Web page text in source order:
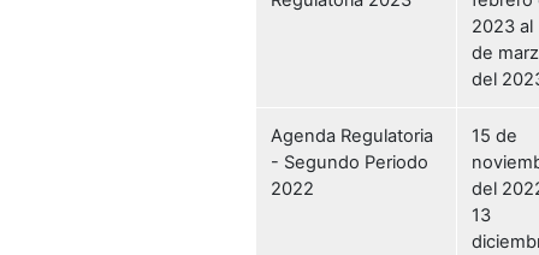
2023 al
de
del
Agenda Regulatoria
- Segundo Periodo
2022
15 de
del
13